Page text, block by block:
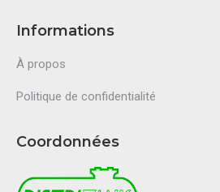
Informations
À propos
Politique de confidentialité
Coordonnées